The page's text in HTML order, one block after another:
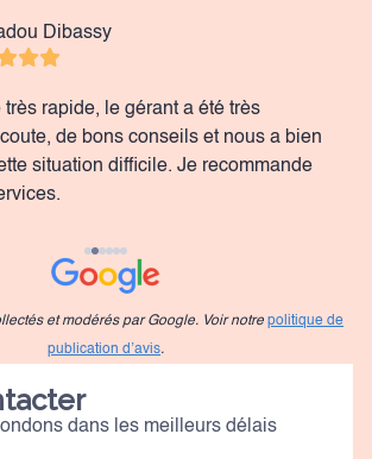
Dibassy
très rapide, le gérant a été très
de bons conseils et nous a bien
situation difficile. Je recommande
et modérés par Google. Voir notre politique de
publication d’avis.
dans les meilleurs délais